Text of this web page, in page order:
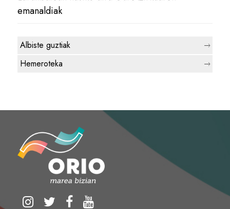
emanaldiak
Albiste guztiak
Hemeroteka